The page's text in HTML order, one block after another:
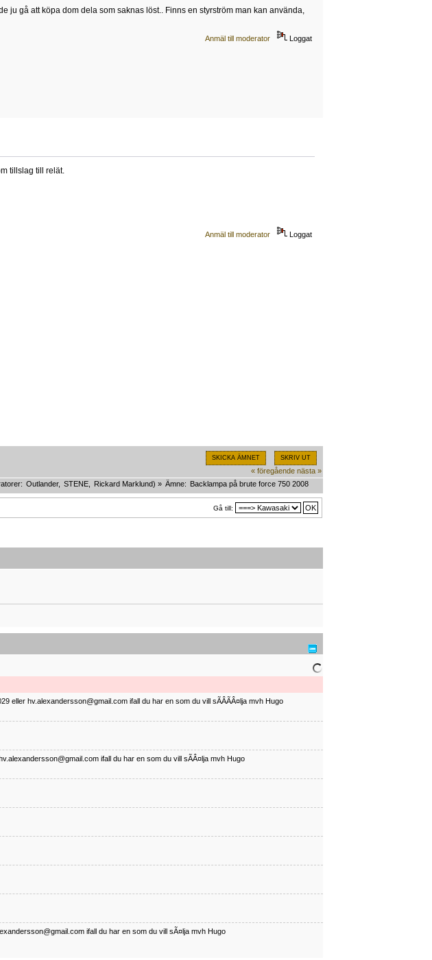
ju gå att köpa dom dela som saknas löst.. Finns en styrström man kan använda,
Anmäl till moderator Loggat
tillslag till relät.
Anmäl till moderator Loggat
SKICKA ÄMNET SKRIV UT
« föregående nästa »
Outlander, STENE, Rickard Marklund) » Ämne: Backlampa på brute force 750 2008
Gå till:
eller hv.alexandersson@gmail.com ifall du har en som du vill sÃÂÃÂ¤lja mvh Hugo
ifall du har en som du vill sÃÂ¤lja mvh Hugo
ifall du har en som du vill sÃ¤lja mvh Hugo